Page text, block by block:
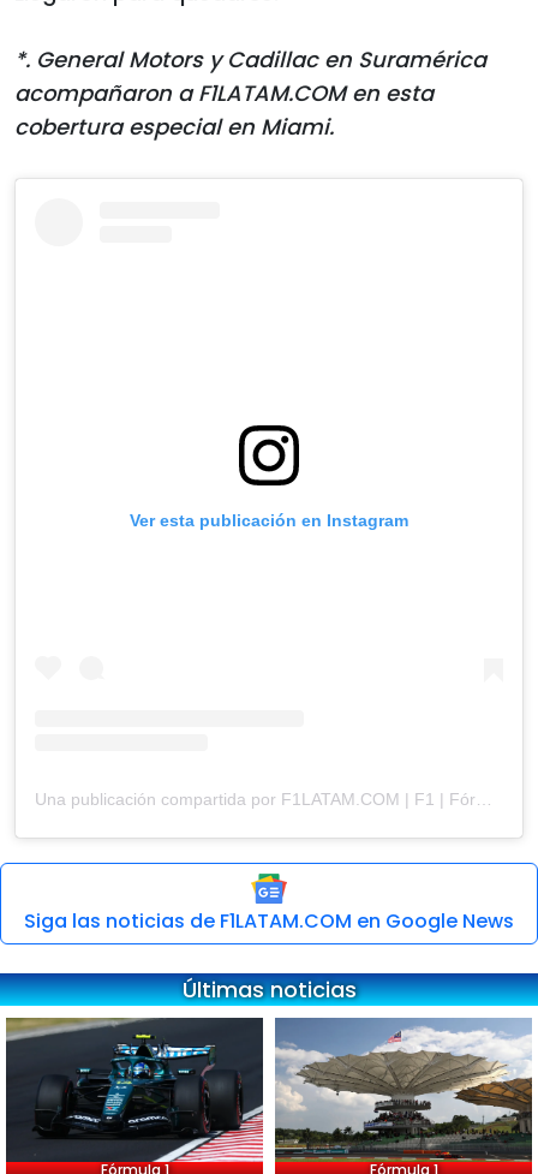
*. General Motors y Cadillac en Suramérica
acompañaron a F1LATAM.COM en esta
cobertura especial en Miami.
Ver esta publicación en Instagram
Siga las noticias de F1LATAM.COM en Google News
Últimas noticias
Fórmula 1 Fórmula 1